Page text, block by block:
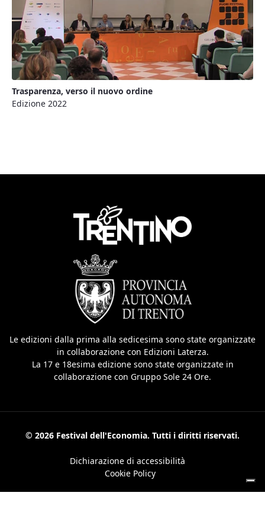
Trasparenza, verso il nuovo ordine
Edizione 2022
Le edizioni dalla prima alla sedicesima sono state organizzate
in collaborazione con Edizioni Laterza.
La 17 e 18esima edizione sono state organizzate in
collaborazione con Gruppo Sole 24 Ore.
© 2026 Festival dell'Economia. Tutti i diritti riservati.
Dichiarazione di accessibilità
Cookie Policy